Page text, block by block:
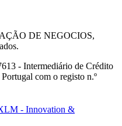
DE NEGOCIOS,
- Intermediário de Crédito
com o registo n.º
- Innovation &